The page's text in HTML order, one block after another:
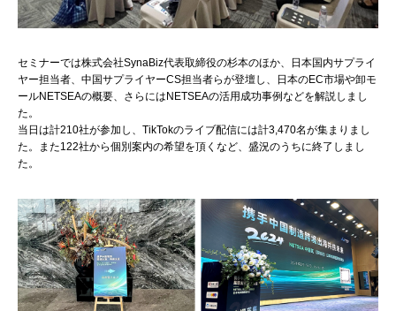
セミナーでは株式会社SynaBiz代表取締役の杉本のほか、日本国内サプライ
ヤー担当者、中国サプライヤーCS担当者らが登壇し、日本のEC市場や卸モ
ールNETSEAの概要、さらにはNETSEAの活用成功事例などを解説しまし
た。
当日は計210社が参加し、TikTokのライブ配信には計3,470名が集まりまし
た。また122社から個別案内の希望を頂くなど、盛況のうちに終了しまし
た。